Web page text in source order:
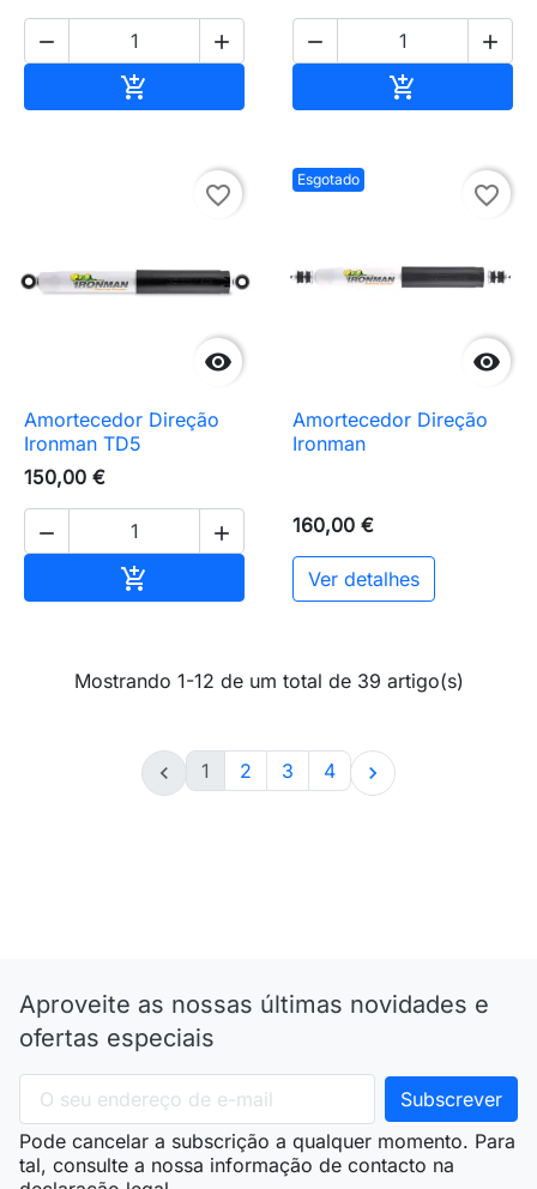
 

 


favorite_border
Amortecedor Direção
Ironman TD5
150,00 €
 
 Adicionar ao carrinho
Esgotado

favorite_border
Amortecedor Direção
Ironman
160,00 €
Ver detalhes
Mostrando 1-12 de um total de 39 artigo(s)
 1 2 3 4 
Aproveite as nossas últimas novidades e
ofertas especiais
Pode cancelar a subscrição a qualquer momento. Para
tal, consulte a nossa informação de contacto na